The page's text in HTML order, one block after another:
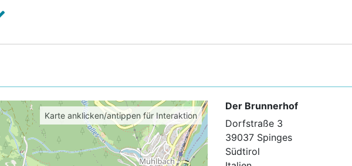
Karte anklicken/antippen für Interaktion
Der Brunnerhof
Dorfstraße 3
39037 Spinges
Südtirol